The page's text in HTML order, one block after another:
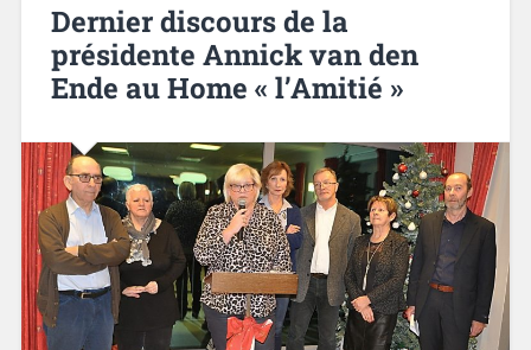
Dernier discours de la
présidente Annick van den
Ende au Home « l’Amitié »